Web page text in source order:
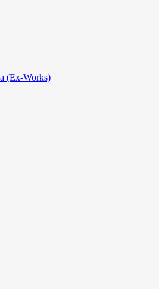
(Ex-Works)